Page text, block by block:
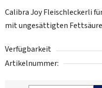
Calibra Joy Fleischleckerli
mit ungesättigten
Verfügbarkeit
Artikelnummer: